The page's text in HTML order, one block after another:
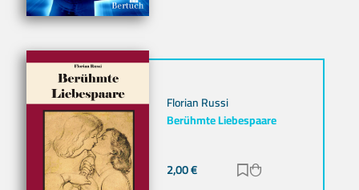
Florian Russi
Berühmte Liebespaare
2,00€ Zur Merkliste